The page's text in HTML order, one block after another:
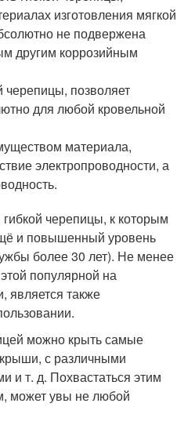
изготовления мягкой
не подвержена
другим коррозийным
позволяет
для любой кровельной
материала,
электропроводности, а
черепицы, к которым
и повышенный уровень
более 30 лет). Не менее
популярной на
является также
можно крыть самые
с различными
т. д. Похвастаться этим
может увы не любой